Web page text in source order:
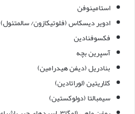
استامینوفن
ادویر دیسکاس (فلوتیکازون/ سالمتئول)
فکسوفنادین
آسپرین بچه
بنادریل (دیفن هیدرامین)
کلاریتین (لوراتادین)
سیمبالتا (دولوکستین)